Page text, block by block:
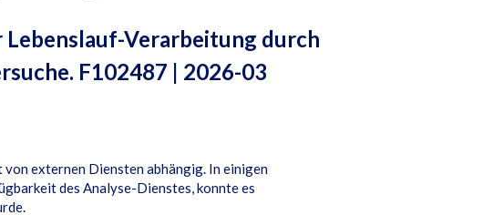
Verarbeitung durch
F102487 | 2026-03
externen Diensten abhängig. In einigen
des Analyse-Dienstes, konnte es